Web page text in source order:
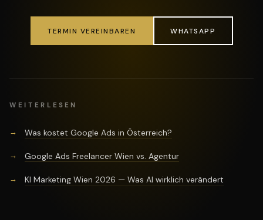
TERMIN VEREINBAREN WHATSAPP
WEITERLESEN
Was kostet Google Ads in Österreich?
Google Ads Freelancer Wien vs. Agentur
KI Marketing Wien 2026 — Was AI wirklich verändert